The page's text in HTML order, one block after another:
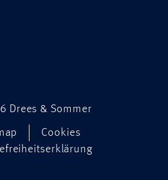
Drees & Sommer
Cookies